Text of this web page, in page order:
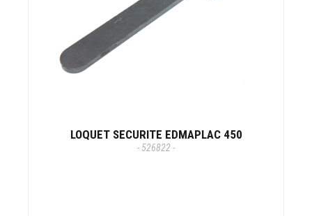
LOQUET SECURITE EDMAPLAC 450
- 526822 -